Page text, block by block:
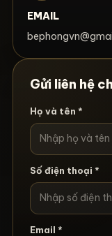
EMAIL
Gửi liên hệ
Họ và tên *
Số điện thoại *
Email *